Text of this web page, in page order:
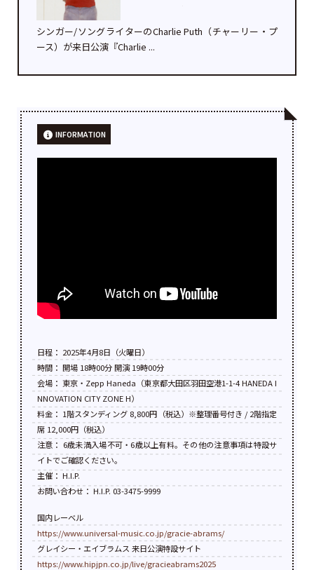
シンガー/ソングライターのCharlie Puth（チャーリー・プ
ース）が来日公演『Charlie ...
INFORMATION
日程： 2025年4月8日（火曜日）
時間： 開場 18時00分 開演 19時00分
会場： 東京・Zepp Haneda（東京都大田区羽田空港1-1-4 HANEDA I
NNOVATION CITY ZONE H）
料金： 1階スタンディング 8,800円（税込）※整理番号付き / 2階指定
席 12,000円（税込）
注意： 6歳未満⼊場不可・6歳以上有料。その他の注意事項は特設サ
イトでご確認ください。
主催： H.I.P.
お問い合わせ： H.I.P. 03-3475-9999
国内レーベル
https://www.universal-music.co.jp/gracie-abrams/
グレイシー・エイブラムス 来日公演特設サイト
https://www.hipjpn.co.jp/live/gracieabrams2025